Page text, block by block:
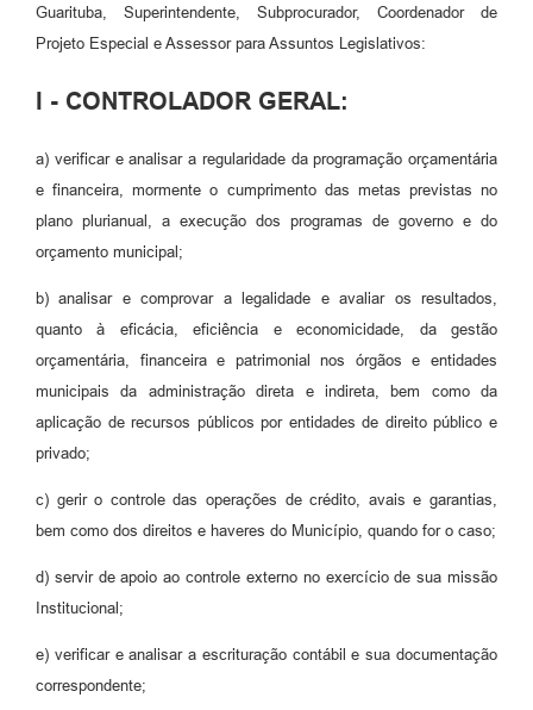
Guarituba, Superintendente, Subprocurador, Coordenador de
Projeto Especial e Assessor para Assuntos Legislativos:
I - CONTROLADOR GERAL:
a) verificar e analisar a regularidade da programação orçamentária
e financeira, mormente o cumprimento das metas previstas no
plano plurianual, a execução dos programas de governo e do
orçamento municipal;
b) analisar e comprovar a legalidade e avaliar os resultados,
quanto à eficácia, eficiência e economicidade, da gestão
orçamentária, financeira e patrimonial nos órgãos e entidades
municipais da administração direta e indireta, bem como da
aplicação de recursos públicos por entidades de direito público e
privado;
c) gerir o controle das operações de crédito, avais e garantias,
bem como dos direitos e haveres do Município, quando for o caso;
d) servir de apoio ao controle externo no exercício de sua missão
Institucional;
e) verificar e analisar a escrituração contábil e sua documentação
correspondente;